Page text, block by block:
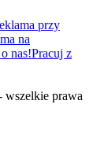
przy
na
nas!Pracuj z
wszelkie prawa